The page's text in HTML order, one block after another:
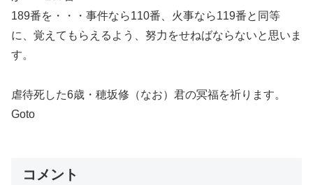
189番を・・・事件なら110番、火事なら119番と同等
に、覚えてもらえるよう、努力をせねばならないと思いま
す。
虐待死した6歳・穂坂修（なお）君の冥福を祈ります。
Goto
コメント